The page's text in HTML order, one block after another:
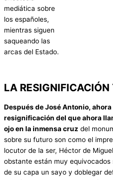
mediática sobre
los españoles,
mientras siguen
saqueando las
arcas del Estado.
LA
Después de José Antonio,
resignificación del que ahora
ojo en la inmensa cruz del
sobre su futuro son como el
locutor de la ser, Héctor de
obstante están muy
de su capa un sayo y doblegar